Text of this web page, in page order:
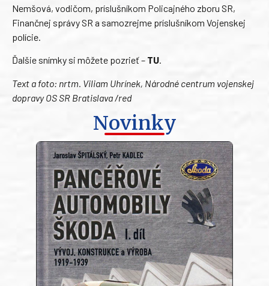
Nemšová, vodičom, príslušníkom Policajného zboru SR,
Finančnej správy SR a samozrejme príslušníkom Vojenskej
polície.
Ďalšie snímky si môžete pozrieť – TU.
Text a foto: nrtm. Viliam Uhrínek, Národné centrum vojenskej
dopravy OS SR Bratislava /red
Novinky